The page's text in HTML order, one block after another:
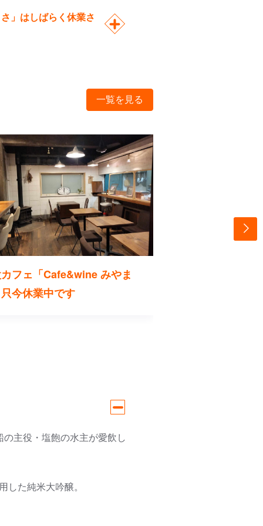
」はしばらく休業さ
一覧を見る
フェ「Cafe&wine みやま
今休業中です
主役・塩飽の水主が愛飲し
した純米大吟醸。